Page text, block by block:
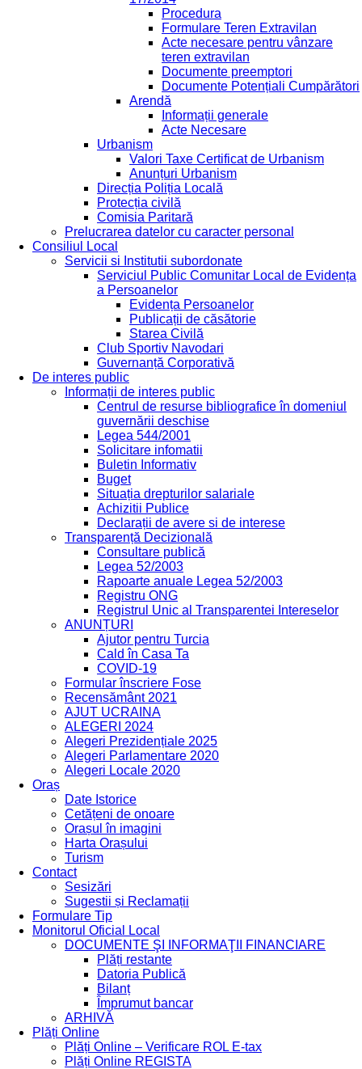
Procedura
Formulare Teren Extravilan
Acte necesare pentru vânzare
teren extravilan
Documente preemptori
Documente Potențiali Cumpărători
Arendă
Informații generale
Acte Necesare
Urbanism
Valori Taxe Certificat de Urbanism
Anunțuri Urbanism
Direcția Poliția Locală
Protecția civilă
Comisia Paritară
Prelucrarea datelor cu caracter personal
Consiliul Local
Servicii si Institutii subordonate
Serviciul Public Comunitar Local de Evidența
a Persoanelor
Evidența Persoanelor
Publicații de căsătorie
Starea Civilă
Club Sportiv Navodari
Guvernanță Corporativă
De interes public
Informații de interes public
Centrul de resurse bibliografice în domeniul
guvernării deschise
Legea 544/2001
Solicitare infomatii
Buletin Informativ
Buget
Situația drepturilor salariale
Achizitii Publice
Declarații de avere si de interese
Transparență Decizională
Consultare publică
Legea 52/2003
Rapoarte anuale Legea 52/2003
Registru ONG
Registrul Unic al Transparentei Intereselor
ANUNȚURI
Ajutor pentru Turcia
Cald în Casa Ta
COVID-19
Formular înscriere Fose
Recensământ 2021
AJUT UCRAINA
ALEGERI 2024
Alegeri Prezidențiale 2025
Alegeri Parlamentare 2020
Alegeri Locale 2020
Oraș
Date Istorice
Cetățeni de onoare
Orașul în imagini
Harta Orașului
Turism
Contact
Sesizări
Sugestii și Reclamații
Formulare Tip
Monitorul Oficial Local
DOCUMENTE ŞI INFORMAŢII FINANCIARE
Plăți restante
Datoria Publică
Bilanț
Împrumut bancar
ARHIVĂ
Plăți Online
Plăți Online – Verificare ROL E-tax
Plăți Online REGISTA